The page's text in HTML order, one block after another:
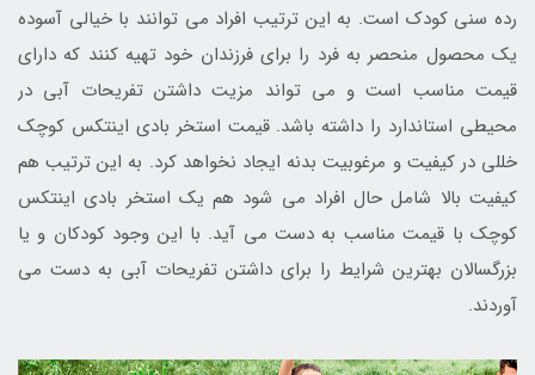
رده سنی کودک است. به این ترتیب افراد می توانند با خیالی آسوده
یک محصول منحصر به فرد را برای فرزندان خود تهیه کنند که دارای
قیمت مناسب است و می تواند مزیت داشتن تفریحات آبی در
محیطی استاندارد را داشته باشد. قیمت استخر بادی اینتکس کوچک
خللی در کیفیت و مرغوبیت بدنه ایجاد نخواهد کرد. به این ترتیب هم
کیفیت بالا شامل حال افراد می شود هم یک استخر بادی اینتکس
کوچک با قیمت مناسب به دست می آید. با این وجود کودکان و یا
بزرگسالان بهترین شرایط را برای داشتن تفریحات آبی به دست می
آوردند.